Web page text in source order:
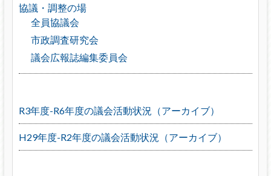
協議・調整の場
全員協議会
市政調査研究会
議会広報誌編集委員会
R3年度-R6年度の議会活動状況（アーカイブ）
H29年度-R2年度の議会活動状況（アーカイブ）